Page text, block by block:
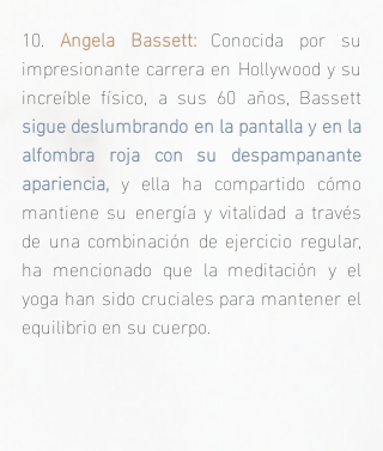
10. Angela Bassett: Conocida por su
impresionante carrera en Hollywood y su
sigue deslumbrando en la pantalla y en la
alfombra roja con su despampanante
apariencia, y ella ha compartido cómo
mantiene su energía y vitalidad a través
de una combinación de ejercicio regular,
ha mencionado que la meditación y el
yoga han sido cruciales para mantener el
equilibrio en su cuerpo.